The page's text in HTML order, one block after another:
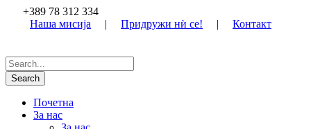
+389 78 312 334
Наша мисија
| Придружи нѝ се! | Контакт
Почетна
За нас